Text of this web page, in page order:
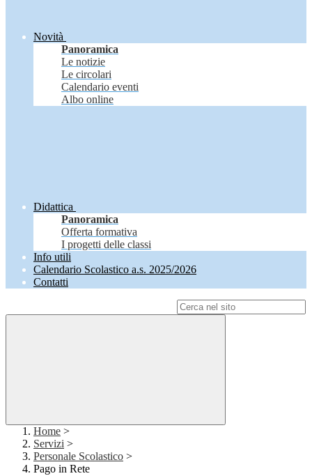
Novità
Panoramica
Le notizie
Le circolari
Calendario eventi
Albo online
Didattica
Panoramica
Offerta formativa
I progetti delle classi
Info utili
Calendario Scolastico a.s. 2025/2026
Contatti
Home >
Servizi >
Personale Scolastico >
Pago in Rete